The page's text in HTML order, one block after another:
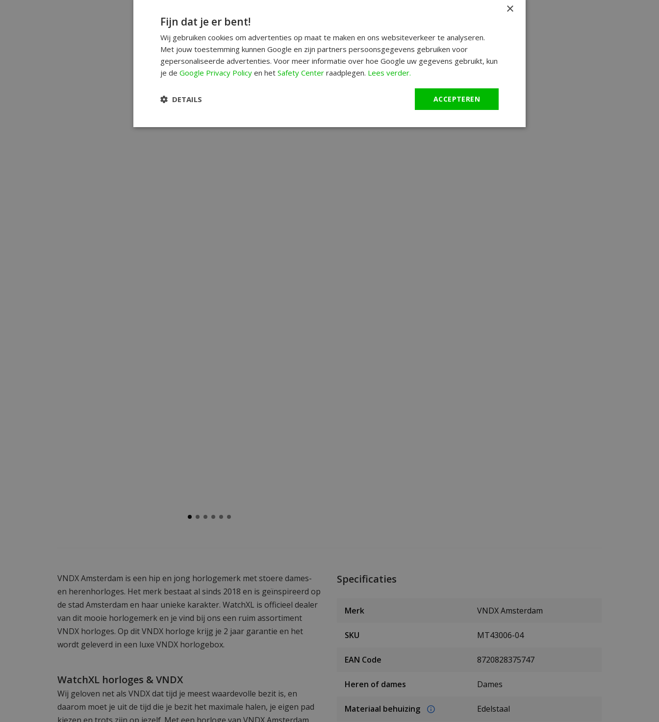
VNDX Amsterdam is een hip en jong horlogemerk met stoere dames-
en herenhorloges. Het merk bestaat al sinds 2018 en is geïnspireerd op
de stad Amsterdam en haar unieke karakter. WatchXL is officieel dealer
van dit mooie horlogemerk en je vind bij ons een ruim assortiment
VNDX horloges. Op dit VNDX horloge krijg je 2 jaar garantie en het
wordt geleverd in een luxe VNDX horlogebox.
WatchXL horloges & VNDX
Wij geloven net als VNDX dat tijd je meest waardevolle bezit is, en
daarom moet je uit de tijd die je bezit het maximale halen, je eigen pad
Specificaties
Merk VNDX Amsterdam
SKU MT43006-04
EAN Code 8720828375747
Heren of dames Dames
Materiaal behuizing Edelstaal
×
Fijn dat je er bent!
Wij gebruiken cookies om advertenties op maat te maken en ons websiteverkeer te analyseren.
Met jouw toestemming kunnen Google en zijn partners persoonsgegevens gebruiken voor
gepersonaliseerde advertenties. Voor meer informatie over hoe Google uw gegevens gebruikt, kun
je de Google Privacy Policy en het Safety Center raadplegen. Lees verder.
ACCEPTEREN
DETAILS